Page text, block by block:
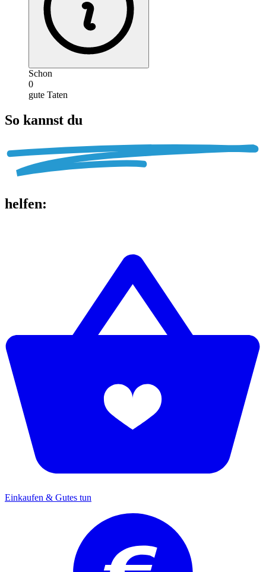
Schon
0
gute Taten
So kannst du
helfen:
Einkaufen & Gutes tun